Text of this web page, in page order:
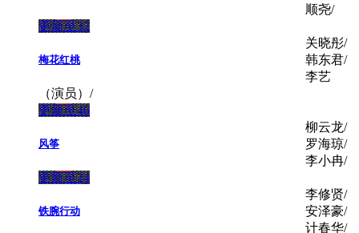
顺尧/
更新至32
梅花红桃
关晓彤/
韩东君/
李艺
（演员）/
更新至46
风筝
柳云龙/
罗海琼/
李小冉/
更新至24
铁腕行动
李修贤/
安泽豪/
计春华/